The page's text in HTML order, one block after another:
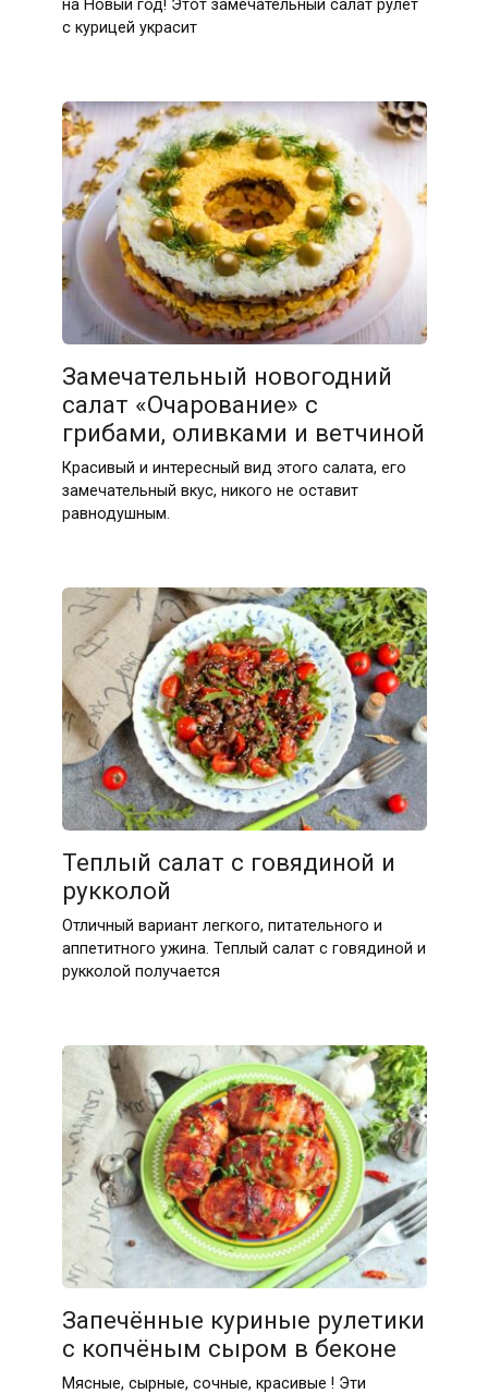
на Новый год! Этот замечательный салат рулет
с курицей украсит
Замечательный новогодний
салат «Очарование» с
грибами, оливками и ветчиной
Красивый и интересный вид этого салата, его
замечательный вкус, никого не оставит
равнодушным.
Теплый салат с говядиной и
рукколой
Отличный вариант легкого, питательного и
аппетитного ужина. Теплый салат с говядиной и
рукколой получается
Запечённые куриные рулетики
с копчёным сыром в беконе
Мясные, сырные, сочные, красивые ! Эти